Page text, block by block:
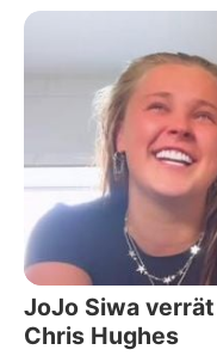
JoJo Siwa
Chris Hughes